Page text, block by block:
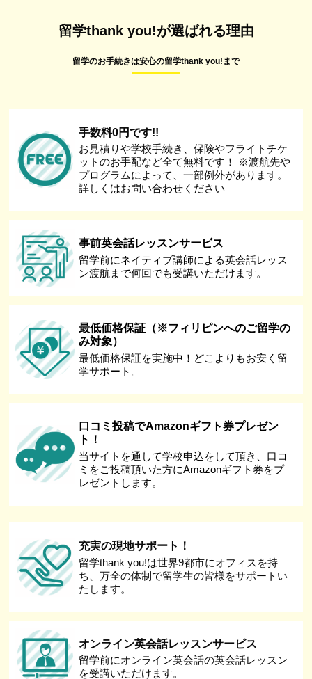
留学thank you!が選ばれる理由
留学のお手続きは安心の留学thank you!まで
手数料0円です!!
お見積りや学校手続き、保険やフライトチケ
ットのお手配など全て無料です！ ※渡航先や
プログラムによって、一部例外があります。
詳しくはお問い合わせください
事前英会話レッスンサービス
留学前にネイティブ講師による英会話レッス
ン渡航まで何回でも受講いただけます。
最低価格保証（※フィリピンへのご留学の
み対象）
最低価格保証を実施中！どこよりもお安く留
学サポート。
口コミ投稿でAmazonギフト券プレゼン
ト！
当サイトを通して学校申込をして頂き、口コ
ミをご投稿頂いた方にAmazonギフト券をプ
レゼントします。
充実の現地サポート！
留学thank you!は世界9都市にオフィスを持
ち、万全の体制で留学生の皆様をサポートい
たします。
オンライン英会話レッスンサービス
留学前にオンライン英会話の英会話レッスン
を受講いただけます。